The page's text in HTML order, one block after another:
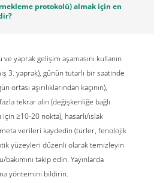
protokolü) almak için en
yaprak gelişim aşamasını kullanın
3. yaprak), günün tutarlı bir saatinde
ortası aşırılıklarından kaçının),
tekrar alın (değişkenliğe bağlı
için ≥10-20 nokta), hasarlı/ıslak
meta verileri kaydedin (türler, fenolojik
yüzeyleri düzenli olarak temizleyin
takip edin. Yayınlarda
yöntemini bildirin.